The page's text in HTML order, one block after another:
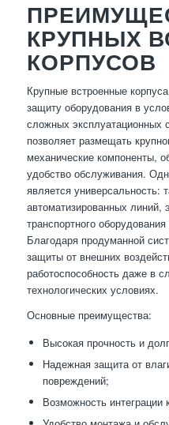
КРУПНЫХ
КОРПУСОВ
Крупные встроенные
защиту оборудования в
сложных эксплуатационных
позволяет размещать
механические компоненты,
удобство обслуживания.
является универсальность:
автоматизированных линий,
транспортного
Благодаря продуманной
защиты от внешних
работоспособность даже в
технологических условиях.
Основные преимущества:
Высокая прочность и
Надежная защита от
повреждений;
Возможность